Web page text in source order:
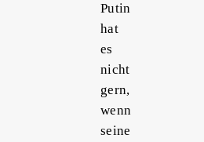
Putin
hat
es
nicht
gern,
wenn
seine